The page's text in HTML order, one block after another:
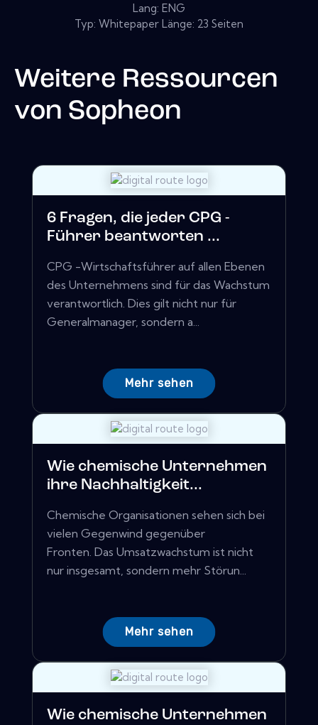
Lang: ENG
Typ: Whitepaper Länge: 23 Seiten
Weitere Ressourcen
von Sopheon
6 Fragen, die jeder CPG -
Führer beantworten ...
CPG -Wirtschaftsführer auf allen Ebenen
des Unternehmens sind für das Wachstum
verantwortlich. Dies gilt nicht nur für
Generalmanager, sondern a...
Mehr sehen
Wie chemische Unternehmen
ihre Nachhaltigkeit...
Chemische Organisationen sehen sich bei
vielen Gegenwind gegenüber
Fronten. Das Umsatzwachstum ist nicht
nur insgesamt, sondern mehr Störun...
Mehr sehen
Wie chemische Unternehmen